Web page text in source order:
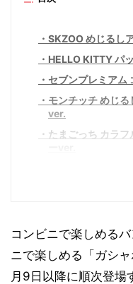
SKZOO めじるし
HELLO KITTY パ
セブンプレミアム
モンチッチ めじ
ver.
たまごっち カラ
“ディズニーキャ
SUMMER
コンビニで楽しめる
ニで楽しめる「ガシ
月9日以降に順次登場